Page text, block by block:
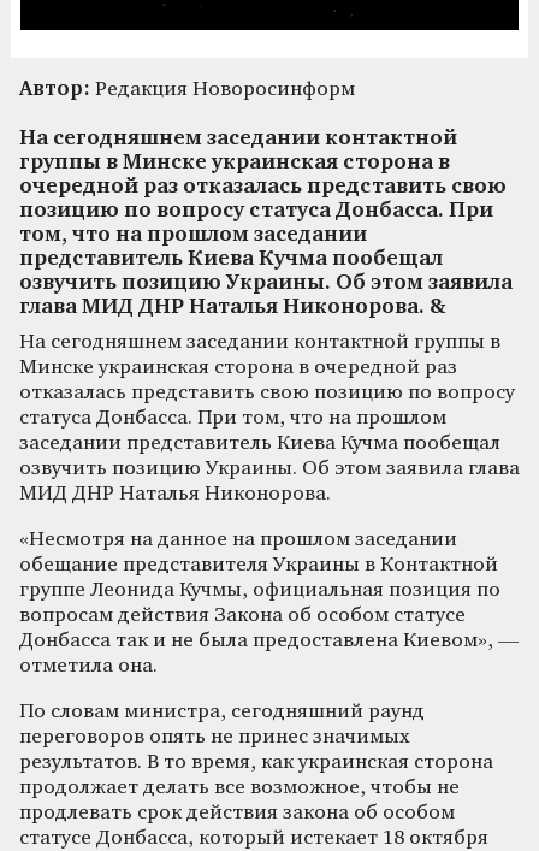
Автор: Редакция Новоросинформ
На сегодняшнем заседании контактной
группы в Минске украинская сторона в
очередной раз отказалась представить свою
позицию по вопросу статуса Донбасса. При
том, что на прошлом заседании
представитель Киева Кучма пообещал
озвучить позицию Украины. Об этом заявила
глава МИД ДНР Наталья Никонорова. &
На сегодняшнем заседании контактной группы в
Минске украинская сторона в очередной раз
отказалась представить свою позицию по вопросу
статуса Донбасса. При том, что на прошлом
заседании представитель Киева Кучма пообещал
озвучить позицию Украины. Об этом заявила глава
МИД ДНР Наталья Никонорова.
«Несмотря на данное на прошлом заседании
обещание представителя Украины в Контактной
группе Леонида Кучмы, официальная позиция по
вопросам действия Закона об особом статусе
Донбасса так и не была предоставлена Киевом», —
отметила она.
По словам министра, сегодняшний раунд
переговоров опять не принес значимых
результатов. В то время, как украинская сторона
продолжает делать все возможное, чтобы не
продлевать срок действия закона об особом
статусе Донбасса, который истекает 18 октября